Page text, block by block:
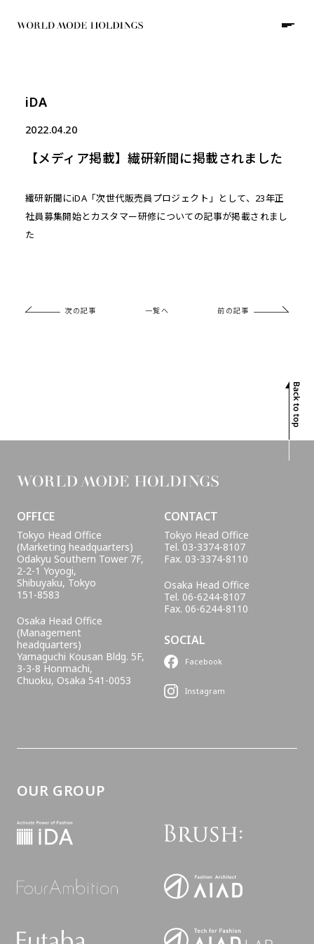
ABOUT
COMPANY
WORKS
iDA
2022.04.20
【メディア掲載】繊研新聞に掲載されました
繊研新聞にiDA「次世代販売員プロジェクト」として、23年正
社員募集開始とカスタマー研修についての記事が掲載されまし
た
次の記事 一覧へ 前の記事
OFFICE
Tokyo Head Office
(Marketing headquarters)
Odakyu Southern Tower 7F,
2-2-1 Yoyogi,
Shibuyaku, Tokyo
151-8583
Osaka Head Office
(Management
headquarters)
Yamaguchi Kousan Bldg. 5F,
3-3-8 Honmachi,
Chuoku, Osaka 541-0053
CONTACT
Tokyo Head Office
Tel. 03-3374-8107
Fax. 03-3374-8110
Osaka Head Office
Tel. 06-6244-8107
Fax. 06-6244-8110
SOCIAL
Facebook
Instagram
OUR GROUP